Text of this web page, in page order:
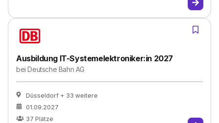
Ausbildung IT-Systemelektroniker:in 2027
beiDeutsche Bahn AG
Düsseldorf + 33 weitere
01.09.2027
37 Plätze